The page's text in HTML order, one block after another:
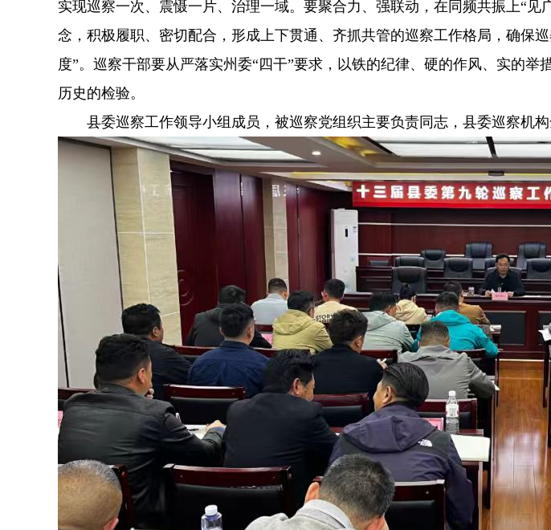
实现巡察一次、震慑一片、治理一域。要聚合力、强联动，在同频共振上“
念，积极履职、密切配合，形成上下贯通、齐抓共管的巡察工作格局，确保
度”。巡察干部要从严落实州委“四干”要求，以铁的纪律、硬的作风、实的
历史的检验。
县委巡察工作领导小组成员，被巡察党组织主要负责同志，县委巡察机构